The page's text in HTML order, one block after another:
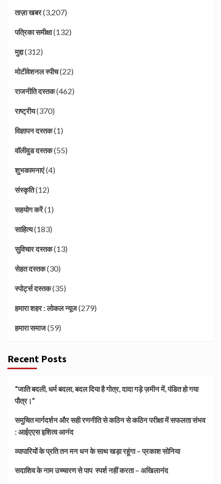
ताज़ा खबर(3,207)
पत्रिका समीक्षा(132)
मुद्दा(312)
मोटीवेशनल स्पीच(22)
राजनीति दस्तक(462)
राष्ट्रीय(370)
विज्ञापन दस्तक(1)
वॉलीवुड दस्तक(55)
शुभकामनाएं(4)
संस्कृति(12)
सहयोग करें(1)
साहित्य(183)
सुविचार दस्तक(13)
सेहत दस्तक(30)
स्पोर्ट्स दस्तक(35)
हमारा शहर : लोकल न्यूज(279)
हमारा समाज(59)
Recent Posts
“जाति बदली, धर्म बदला, बदल दिया है गोत्र, दादा गड़े ज़मीन में, पंडित हो गया
पौत्र।”
समुचित मार्गदर्शन और सही रणनीति से कठिन से कठिन परीक्षा में सफलता संभव
: आईएएस इशित्व आनंद
व्यापारियों के प्रति तन मन धन के साथ खड़ा रहूंगा – प्रकाश सोनिया
सदाशिव के नाम उच्चारण से पाप स्पर्श नहीं करता – अखिलानंद